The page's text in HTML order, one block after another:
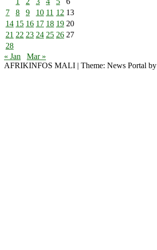
7
8 9 10 11 12 13
14 15 16 17 18 19 20
21 22 23 24 25 26 27
28
« Jan
Mar »
AFRIKINFOS MALI | Theme: News Portal by